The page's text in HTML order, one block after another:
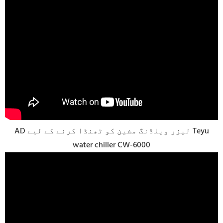
AD لیزر ویلڈنگ مشین کو ٹھنڈا کرنے کے لیے Teyu
water chiller CW-6000